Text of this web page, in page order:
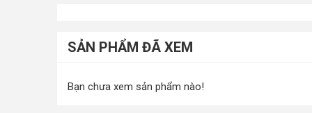
SẢN PHẨM ĐÃ XEM
Bạn chưa xem sản phẩm nào!